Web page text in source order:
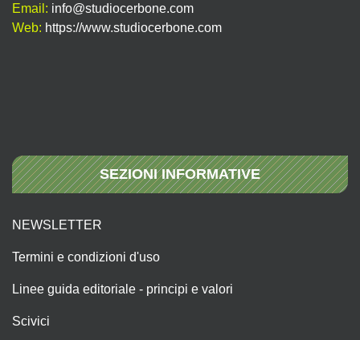
Email: info@studiocerbone.com
Web: https://www.studiocerbone.com
SEZIONI INFORMATIVE
NEWSLETTER
Termini e condizioni d'uso
Linee guida editoriale - principi e valori
Scivici